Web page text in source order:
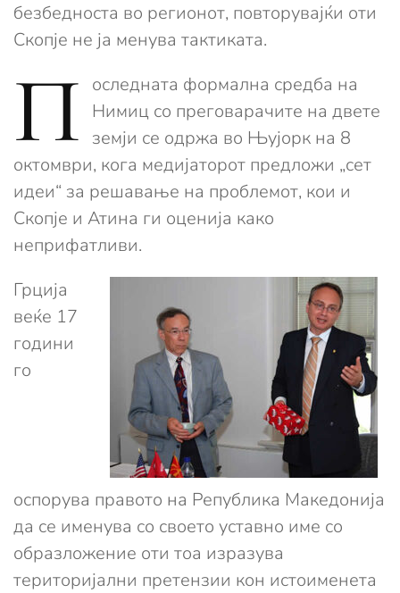
безбедноста во регионот, повторувајќи оти
Скопје не ја менува тактиката.
П оследната формална средба на
Нимиц со преговарачите на двете
земји се одржа во Њујорк на 8
октомври, кога медијаторот предложи „сет
идеи“ за решавање на проблемот, кои и
Скопје и Атина ги оценија како
неприфатливи.
Грција
веќе 17
години
го
оспорува правото на Република Македонија
да се именува со своето уставно име со
образложение оти тоа изразува
територијални претензии кон истоименета